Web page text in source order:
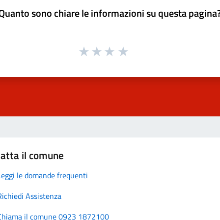
sono chiare le informazioni su questa
il comune
le domande frequenti
Assistenza
il comune 0923 1872100